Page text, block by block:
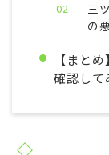
三
の
【まと
確認して